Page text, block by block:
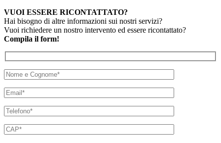
VUOI ESSERE RICONTATTATO?
Hai bisogno di altre informazioni sui nostri servizi?
Vuoi richiedere un nostro intervento ed essere ricontattato?
Compila il form!